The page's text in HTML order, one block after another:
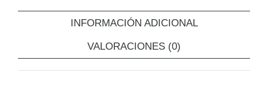
INFORMACIÓN ADICIONAL
VALORACIONES (0)